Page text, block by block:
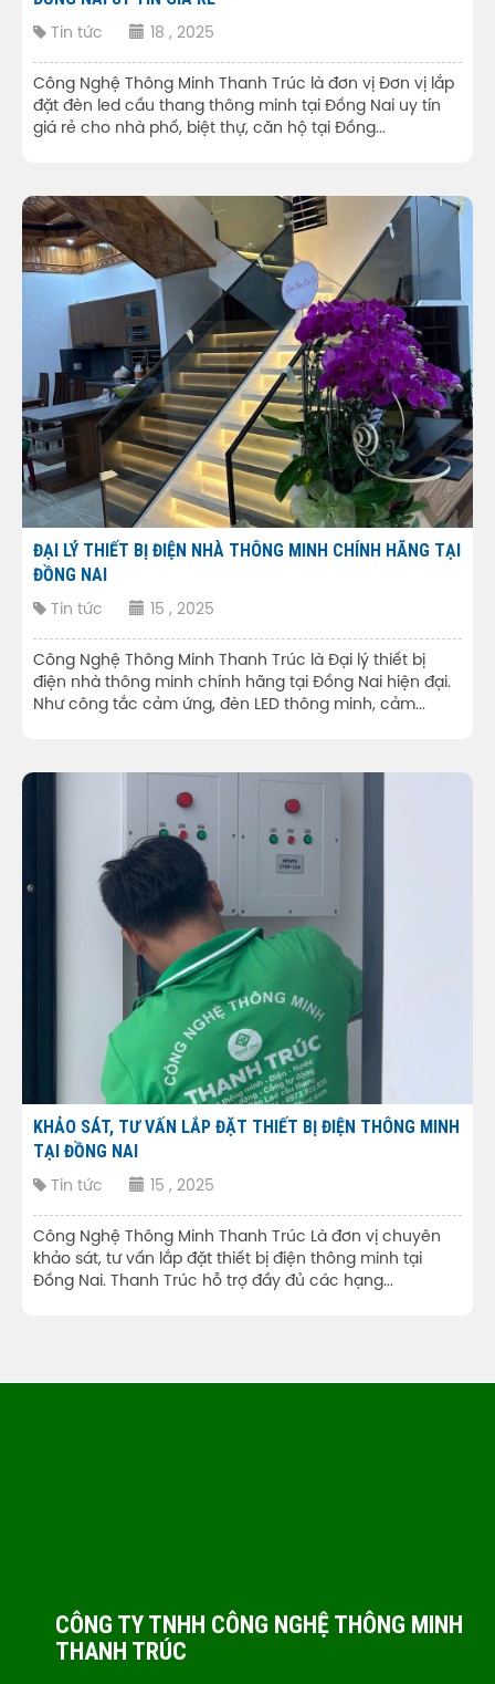
Tin tức 18 , 2025
Công Nghệ Thông Minh Thanh Trúc là đơn vị Đơn vị lắp
đặt đèn led cầu thang thông minh tại Đồng Nai uy tín
giá rẻ cho nhà phố, biệt thự, căn hộ tại Đồng...
ĐẠI LÝ THIẾT BỊ ĐIỆN NHÀ THÔNG MINH CHÍNH HÃNG TẠI
ĐỒNG NAI
Tin tức 15 , 2025
Công Nghệ Thông Minh Thanh Trúc là Đại lý thiết bị
điện nhà thông minh chính hãng tại Đồng Nai hiện đại.
Như công tắc cảm ứng, đèn LED thông minh, cảm...
KHẢO SÁT, TƯ VẤN LẮP ĐẶT THIẾT BỊ ĐIỆN THÔNG MINH
TẠI ĐỒNG NAI
Tin tức 15 , 2025
Công Nghệ Thông Minh Thanh Trúc Là đơn vị chuyên
khảo sát, tư vấn lắp đặt thiết bị điện thông minh tại
Đồng Nai. Thanh Trúc hỗ trợ đầy đủ các hạng...
CÔNG TY TNHH CÔNG NGHỆ THÔNG MINH
THANH TRÚC